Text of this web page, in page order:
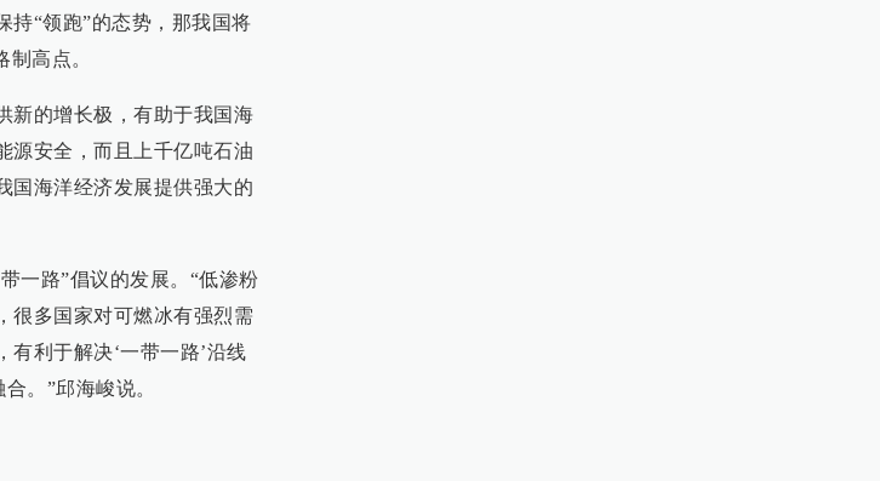
持“领跑”的态势，那我国将
高点。
新的增长极，有助于我国海
源安全，而且上千亿吨石油
国海洋经济发展提供强大的
一路”倡议的发展。“低渗粉
很多国家对可燃冰有强烈需
利于解决‘一带一路’沿线
。”邱海峻说。